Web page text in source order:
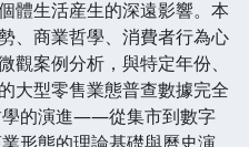
體生活産生的深遠影響。本
、商業哲學、消費者行為心
觀案例分析，與特定年份、
大型零售業態普查數據完全
學的演進——從集市到數字